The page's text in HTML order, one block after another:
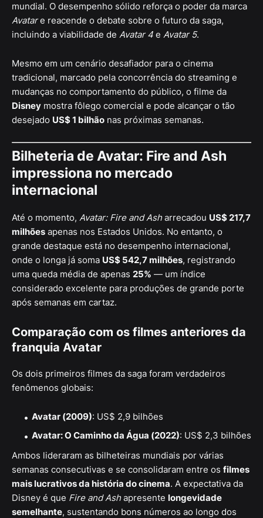
mundial. O desempenho sólido reforça o poder da marca
Avatare reacende o debate sobre o futuro da saga,
incluindo a viabilidade de Avatar 4 e Avatar 5.
Mesmo em um cenário desafiador para o cinema
tradicional, marcado pela concorrência do streaming e
mudanças no comportamento do público, o filme da
Disney mostra fôlego comercial e pode alcançar o tão
desejado US$ 1 bilhão nas próximas semanas.
Bilheteria de Avatar: Fire and Ash
impressiona no mercado
internacional
Até o momento, Avatar: Fire and Asharrecadou US$ 217,7
milhões apenas nos Estados Unidos. No entanto, o
grande destaque está no desempenho internacional,
onde o longa já soma US$ 542,7 milhões, registrando
uma queda média de apenas 25% — um índice
considerado excelente para produções de grande porte
após semanas em cartaz.
Comparação com os filmes anteriores da
franquia Avatar
Os dois primeiros filmes da saga foram verdadeiros
fenômenos globais:
Avatar (2009): US$ 2,9 bilhões
Avatar: O Caminho da Água (2022): US$ 2,3 bilhões
Ambos lideraram as bilheteiras mundiais por várias
semanas consecutivas e se consolidaram entre os filmes
mais lucrativos da história do cinema. A expectativa da
Disney é que Fire and Ashapresente longevidade
semelhante, sustentando bons números ao longo dos